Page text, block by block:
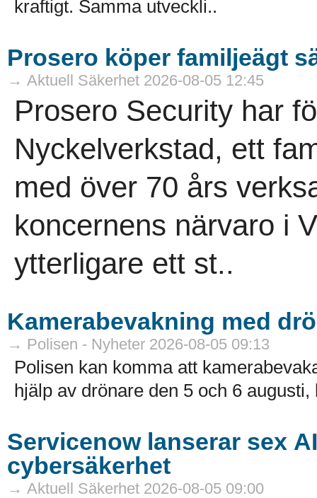
kraftigt. Samma utveckli..
Prosero köper familjeägt
→ Aktuell Säkerhet 2026-08-05 12:45
Prosero Security har
Nyckelverkstad, ett
med över 70 års
koncernens närvaro i
ytterligare ett st..
Kamerabevakning med
→ Polisen - Nyheter 2026-08-05 09:13
Polisen kan komma att
hjälp av drönare den 5 och 6 augusti,
Servicenow lanserar sex
cybersäkerhet
→ Aktuell Säkerhet 2026-08-05 09:00